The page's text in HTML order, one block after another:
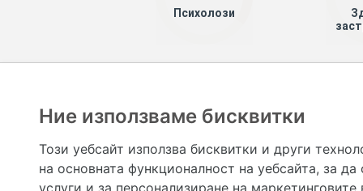
Психолози
предназначена да служи само и единствено за
допълване на данните и за коригиране на
Ние използваме бисквитки
Този уебсайт използва бисквитки и други
на основната функционалност на уебсайта, за да
услуги и за персонализиране на